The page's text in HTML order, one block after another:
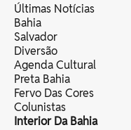
Últimas Notícias
Bahia
Salvador
Diversão
Agenda Cultural
Preta Bahia
Fervo Das Cores
Colunistas
Interior Da Bahia